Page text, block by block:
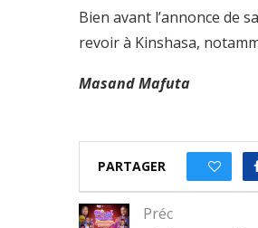
Bien avant l’annonce de
revoir à Kinshasa,
Masand Mafuta
PARTAGER
Préc